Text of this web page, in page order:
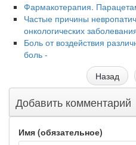
Фармакотерапия.
Частые причины
онкологических
Боль от воздействия
боль -
Назад
Добавить комментарий
Имя (обязательное)